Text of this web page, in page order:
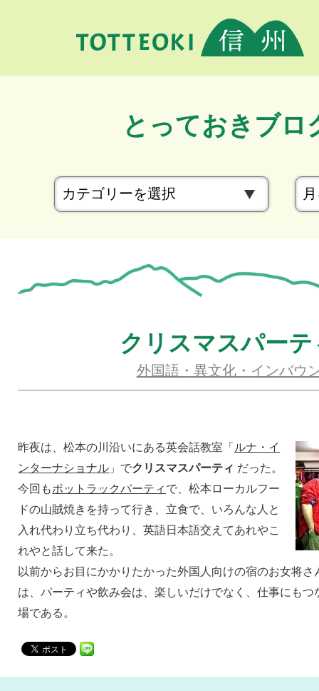
とっておきブロ
カ
テ
リ
ー
クリスマスパーテ
外国語・異文化・インバウ
昨夜は、松本の川沿いにある英会話教室「 ルナ・イ
ンターナショナル 」でクリスマスパーティ だった。
今回もポットラックパーティ で、松本ローカルフー
ドの山賊焼きを持って行き、立食で、いろんな人と
入れ代わり立ち代わり、英語日本語交えてあれやこ
れやと話して来た。
以前からお目にかかりたかった外国人向けの宿のお女将
は、パーティや飲み会は、楽しいだけでなく、仕事にもつ
場である。